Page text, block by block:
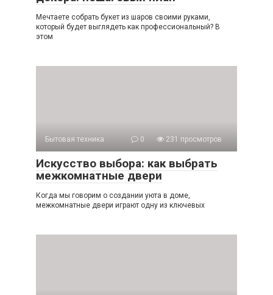
Мечтаете собрать букет из шаров своими руками,
который будет выглядеть как профессиональный? В
этом
Бытовая техника 0 231 просмотров
Искусство выбора: как выбрать
межкомнатные двери
Когда мы говорим о создании уюта в доме,
межкомнатные двери играют одну из ключевых